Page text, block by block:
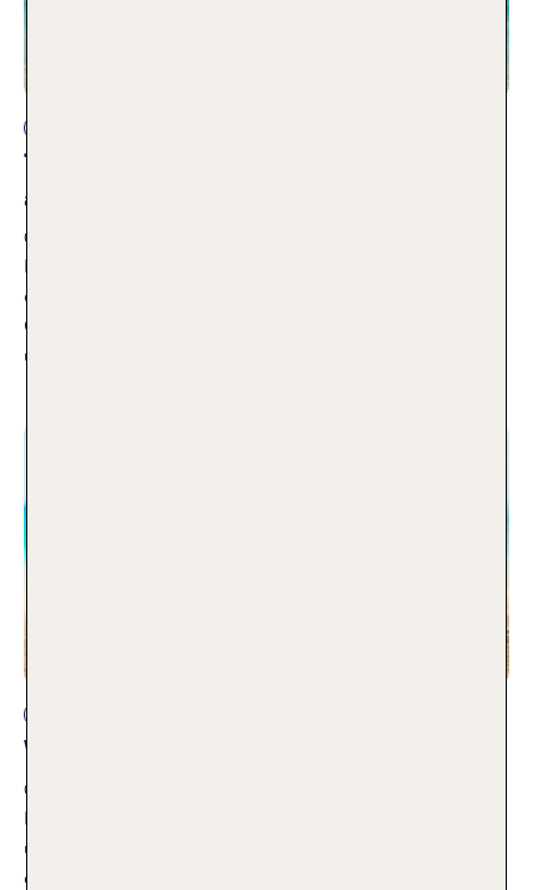
TUI on Tour: Unsere TOP Hoteltipps
auf den Malediven
09.02.2026
Im Rahmen einer Seminarreise waren Rebecca und Lea für
euch auf den Malediven unterwegs. Vor Ort stand ein Hotel-
Check auf dem Programm. In diesem Beitrag teilen wir
unsere traumhaften Eindrücke mit euch!
Wo kann man jetzt Urlaub machen?
01.08.2025
Du planst deine schönste Zeit des Jahres, bist aber noch
unentschlossen, wohin deine Reise gehen soll? Wir verraten
dir, wo du Urlaub machen kannst, welche Länder und Orte